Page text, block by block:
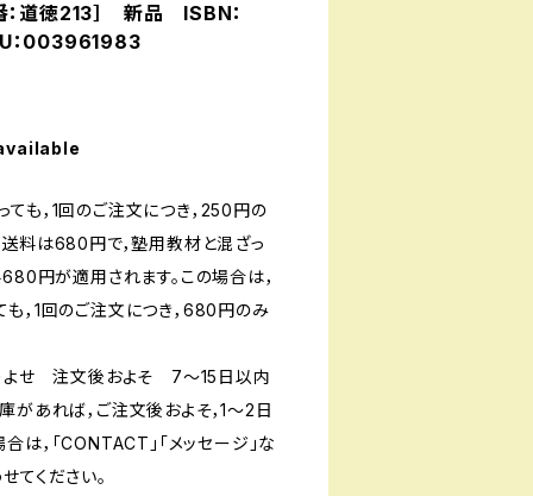
道徳213］ 新品 ISBN：
003961983
も，1回のご注文につき，250円の
料は680円で，塾用教材と混ざっ
円が適用されます。この場合は，
，1回のご注文につき，680円のみ
りよせ 注文後およそ 7〜15日以内
があれば，ご注文後およそ，1〜2日
は，「CONTACT」「メッセージ」な
てください。